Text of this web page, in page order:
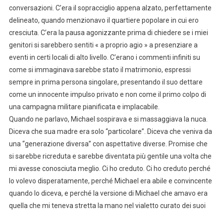
conversazioni. C’era il sopracciglio appena alzato, perfettamente
delineato, quando menzionavo il quartiere popolare in cui ero
cresciuta. C’era la pausa agonizzante prima di chiedere se i miei
genitori si sarebbero sentiti « a proprio agio » a presenziare a
eventi in certi locali di alto livello. C’erano i commenti infiniti su
come si immaginava sarebbe stato il matrimonio, espressi
sempre in prima persona singolare, presentando il suo dettare
come un innocente impulso privato e non come il primo colpo di
una campagna militare pianificata e implacabile.
Quando ne parlavo, Michael sospirava e si massaggiava la nuca.
Diceva che sua madre era solo “particolare”. Diceva che veniva da
una “generazione diversa” con aspettative diverse. Promise che
si sarebbe ricreduta e sarebbe diventata più gentile una volta che
mi avesse conosciuta meglio. Ci ho creduto. Ci ho creduto perché
lo volevo disperatamente, perché Michael era abile e convincente
quando lo diceva, e perché la versione di Michael che amavo era
quella che mi teneva stretta la mano nel vialetto curato dei suoi